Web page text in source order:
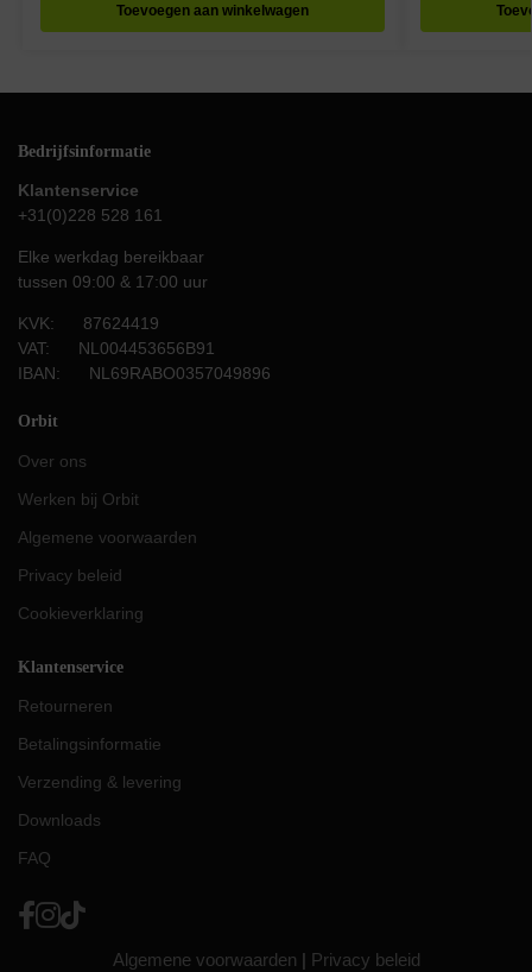
Toevoegen aan winkelwagen
Bedrijfsinformatie
Klantenservice
+31(0)228 528 161
Elke werkdag bereikbaar
tussen 09:00 & 17:00 uur
KVK: 87624419
VAT: NL004453656B91
IBAN: NL69RABO0357049896
Orbit
Over ons
Werken bij Orbit
Algemene voorwaarden
Privacy beleid
Cookieverklaring
Klantenservice
Retourneren
Betalingsinformatie
Verzending & levering
Downloads
FAQ
Algemene voorwaarden | Privacy beleid